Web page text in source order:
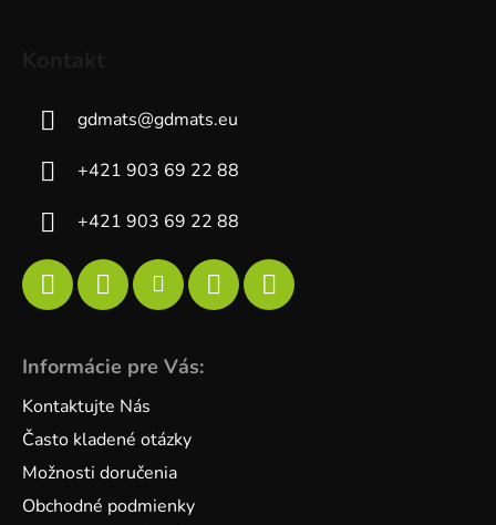
gdmats@gdmats.eu
+421 903 69 22 88
+421 903 69 22 88
Informácie pre Vás:
Kontaktujte Nás
Často kladené otázky
Možnosti doručenia
Obchodné podmienky